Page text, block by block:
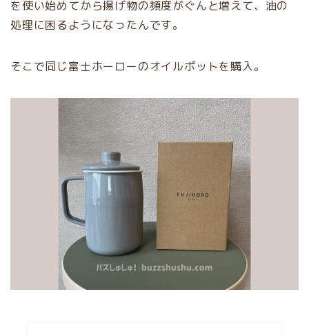
を使い始めてから揚げ物の頻度がぐんと増えて、油の
処理に困るようになったんです。
そこで同じ富士ホーローのオイルポットを購入。